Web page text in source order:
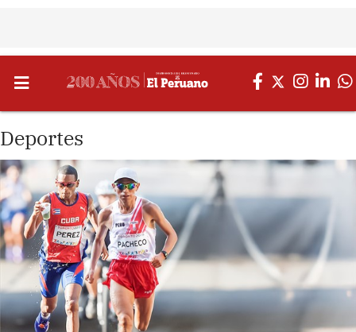
Deportes